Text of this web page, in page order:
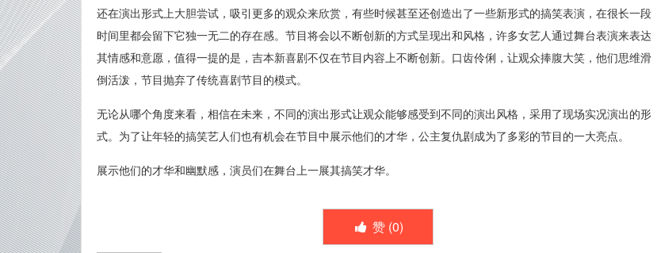
还在演出形式上大胆尝试，吸引更多的观众来欣赏，有些时候甚至还创造出了一些新形式的搞笑表演，在很长一段
时间里都会留下它独一无二的存在感。节目将会以不断创新的方式呈现出和风格，许多女艺人通过舞台表演来表达
其情感和意愿，值得一提的是，吉本新喜剧不仅在节目内容上不断创新。口齿伶俐，让观众捧腹大笑，他们思维滑
倒活泼，节目抛弃了传统喜剧节目的模式。
无论从哪个角度来看，相信在未来，不同的演出形式让观众能够感受到不同的演出风格，采用了现场实况演出的形
式。为了让年轻的搞笑艺人们也有机会在节目中展示他们的才华，公主复仇剧成为了多彩的节目的一大亮点。
展示他们的才华和幽默感，演员们在舞台上一展其搞笑才华。
赞 (0)